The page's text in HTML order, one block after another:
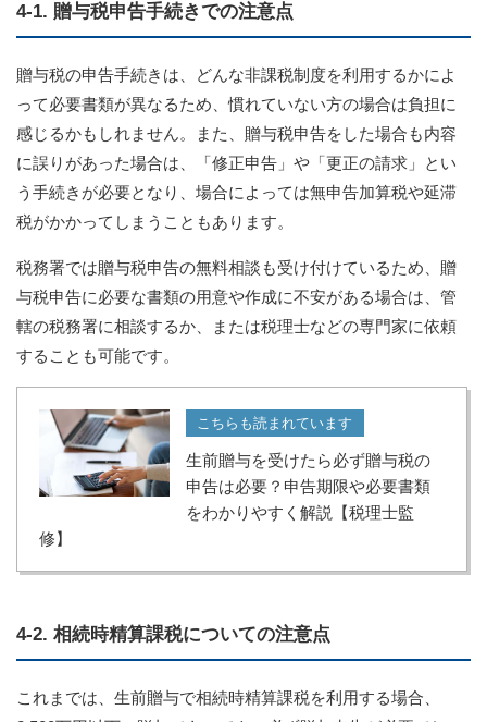
4-1. 贈与税申告手続きでの注意点
贈与税の申告手続きは、どんな非課税制度を利用するかによ
って必要書類が異なるため、慣れていない方の場合は負担に
感じるかもしれません。また、贈与税申告をした場合も内容
に誤りがあった場合は、「修正申告」や「更正の請求」とい
う手続きが必要となり、場合によっては無申告加算税や延滞
税がかかってしまうこともあります。
税務署では贈与税申告の無料相談も受け付けているため、贈
与税申告に必要な書類の用意や作成に不安がある場合は、管
轄の税務署に相談するか、または税理士などの専門家に依頼
することも可能です。
こちらも読まれています
生前贈与を受けたら必ず贈与税の
申告は必要？申告期限や必要書類
をわかりやすく解説【税理士監
修】
4-2. 相続時精算課税についての注意点
これまでは、生前贈与で相続時精算課税を利用する場合、